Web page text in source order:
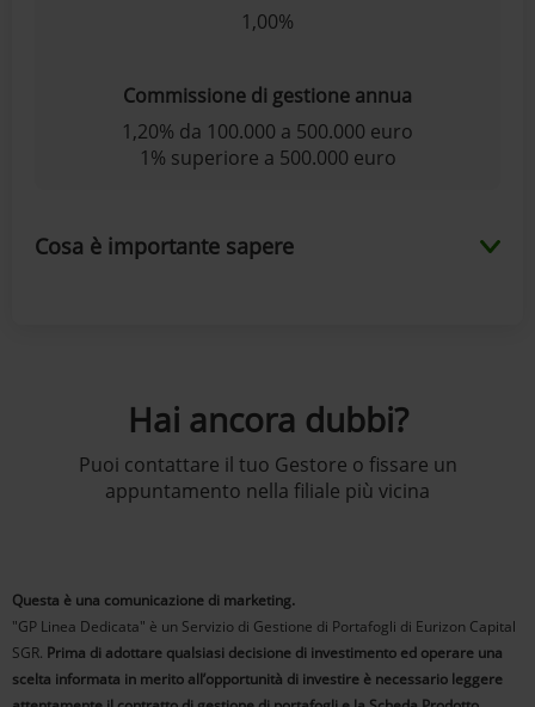
1,00%
Commissione di gestione annua
1,20% da 100.000 a 500.000 euro
1% superiore a 500.000 euro
Cosa è importante sapere
Hai ancora dubbi?
Puoi contattare il tuo Gestore o fissare un
appuntamento nella filiale più vicina
Questa è una comunicazione di marketing.
"GP Linea Dedicata" è un Servizio di Gestione di Portafogli di Eurizon Capital
SGR. Prima di adottare qualsiasi decisione di investimento ed operare una
scelta informata in merito all’opportunità di investire è necessario leggere